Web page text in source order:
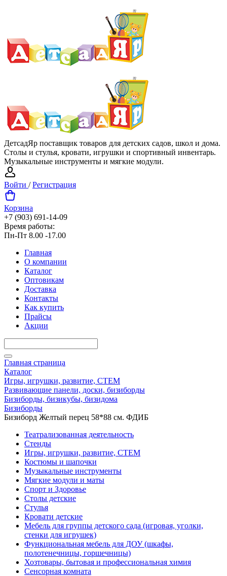
ДетсадЯр поставщик товаров для детских садов, школ и дома.
Столы и стулья, кровати, игрушки и спортивный инвентарь.
Музыкальные инструменты и мягкие модули.
Войти /Регистрация
Корзина
+7 (903) 691-14-09
Время работы:
Пн-Пт 8.00 -17.00
Главная
О компании
Каталог
Оптовикам
Доставка
Контакты
Как купить
Прайсы
Акции
Главная страница
Каталог
Игры, игрушки, развитие, СТЕМ
Развивающие панели, доски, бизиборды
Бизиборды, бизикубы, бизидома
Бизиборды
Бизиборд Желтый перец 58*88 см. ФДИБ
Театрализованная деятельность
Стенды
Игры, игрушки, развитие, СТЕМ
Костюмы и шапочки
Музыкальные инструменты
Мягкие модули и маты
Спорт и Здоровье
Столы детские
Стулья
Кровати детские
Мебель для группы детского сада (игровая, уголки,
стенки для игрушек)
Функциональная мебель для ДОУ (шкафы,
полотенечницы, горшечницы)
Хозтовары, бытовая и профессиональная химия
Сенсорная комната